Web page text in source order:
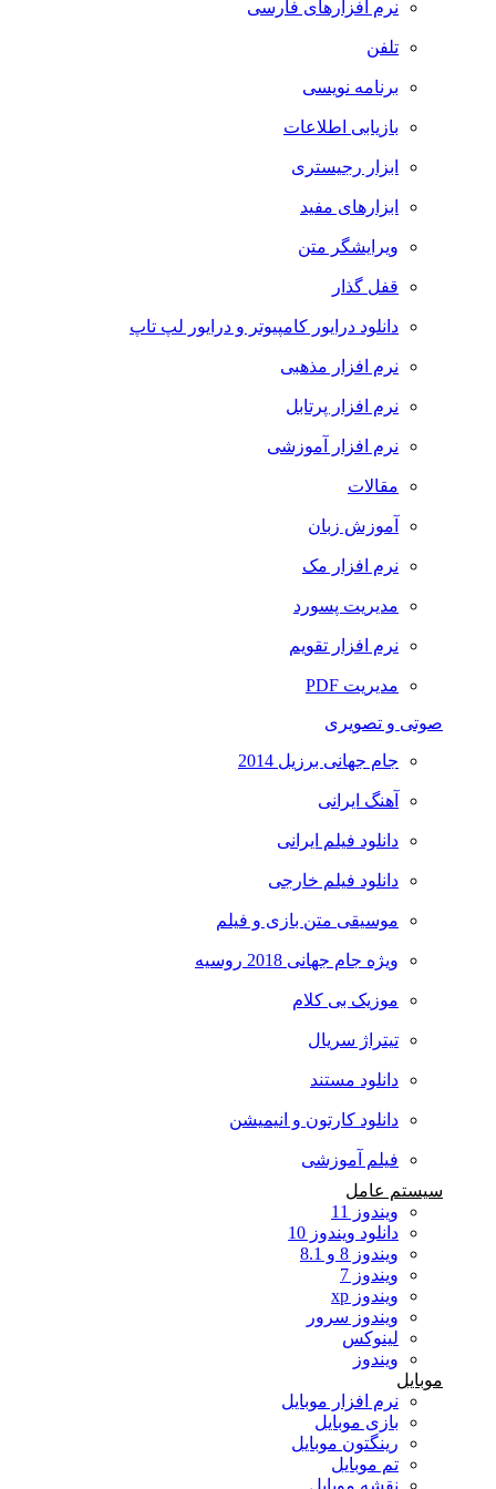
نرم افزارهای فارسی
تلفن
برنامه نویسی
بازیابی اطلاعات
ابزار رجیستری
ابزارهای مفید
ویرایشگر متن
قفل گذار
دانلود درایور کامپیوتر و درایور لپ تاپ
نرم افزار مذهبی
نرم افزار پرتابل
نرم افزار آموزشی
مقالات
آموزش زبان
نرم افزار مک
مدیریت پسورد
نرم افزار تقویم
مدیریت PDF
صوتی و تصویری
جام جهانی برزیل 2014
آهنگ ایرانی
دانلود فیلم ایرانی
دانلود فیلم خارجی
موسیقی متن بازی و فیلم
ویژه جام جهانی 2018 روسیه
موزیک بی کلام
تیتراژ سریال
دانلود مستند
دانلود کارتون و انیمیشن
فیلم آموزشی
سیستم عامل
ویندوز 11
دانلود ویندوز 10
ویندوز 8 و 8.1
ویندوز 7
ویندوز xp
ویندوز سرور
لینوکس
ویندوز
موبایل
نرم افزار موبایل
بازی موبایل
رینگتون موبایل
تم موبایل
نقشه موبایل